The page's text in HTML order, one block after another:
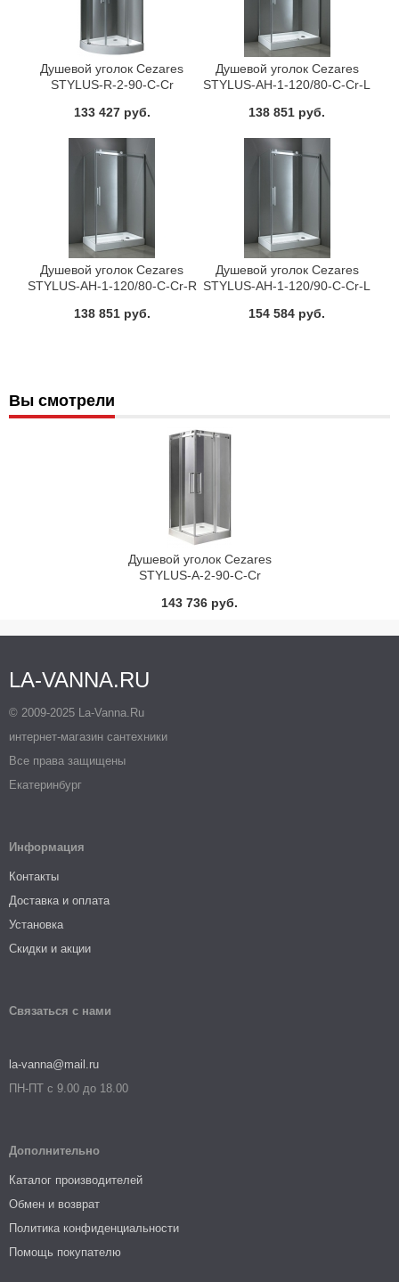
Душевой уголок Cezares
STYLUS-R-2-90-C-Cr
133 427 руб.
Душевой уголок Cezares
STYLUS-AH-1-120/80-C-Cr-L
138 851 руб.
Душевой уголок Cezares
STYLUS-AH-1-120/80-C-Cr-R
138 851 руб.
Душевой уголок Cezares
STYLUS-AH-1-120/90-C-Cr-L
154 584 руб.
Вы смотрели
Душевой уголок Cezares
STYLUS-A-2-90-C-Cr
143 736 руб.
LA-VANNA.RU
© 2009-2025 La-Vanna.Ru
интернет-магазин сантехники
Все права защищены
Екатеринбург
Информация
Контакты
Доставка и оплата
Установка
Скидки и акции
Связаться с нами
la-vanna@mail.ru
ПН-ПТ с 9.00 до 18.00
Дополнительно
Каталог производителей
Обмен и возврат
Политика конфиденциальности
Помощь покупателю